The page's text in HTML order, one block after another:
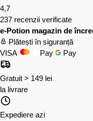
4,7
237 recenzii verificate
e-Potion magazin de
Plătești în siguranță
VISA
Pay Pay
Gratuit > 149 lei
la livrare
Expediere azi